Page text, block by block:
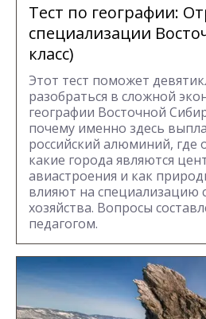
Тест по географии:
специализации
класс)
Этот тест поможет
разобраться в сложной
географии Восточной
почему именно здесь
российский алюминий, где
какие города являются
авиастроения и как
влияют на специализацию
хозяйства. Вопросы
педагогом.